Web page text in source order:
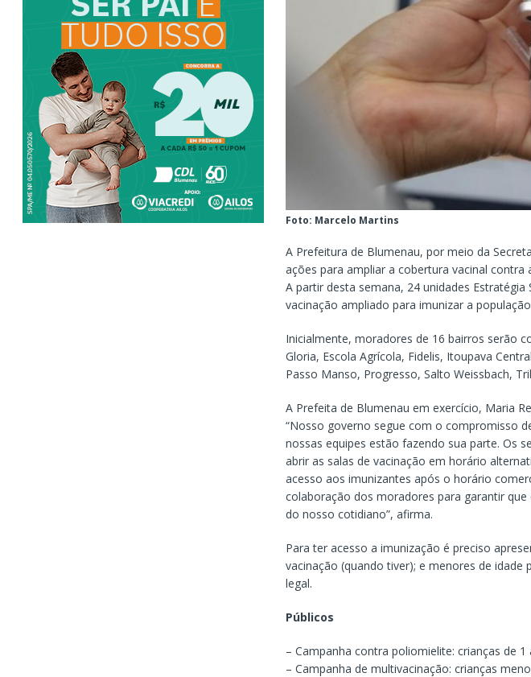
Foto: Marcelo Martins
A Prefeitura de Blumenau, por meio da
ações para ampliar a cobertura vacinal
A partir desta semana, 24 unidades
vacinação ampliado para imunizar a
Inicialmente, moradores de 16 bairros serão
Gloria, Escola Agrícola, Fidelis, Itoupava
Passo Manso, Progresso, Salto Weissbach,
A Prefeita de Blumenau em exercício, Maria
“Nosso governo segue com o compromisso
nossas equipes estão fazendo sua parte. Os
abrir as salas de vacinação em horário
acesso aos imunizantes após o horário
colaboração dos moradores para garantir
do nosso cotidiano”, afirma.
Para ter acesso a imunização é preciso
vacinação (quando tiver); e menores de
legal.
Públicos
– Campanha contra poliomielite: crianças de
– Campanha de multivacinação: crianças